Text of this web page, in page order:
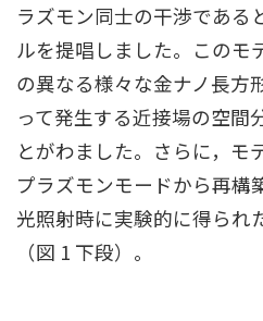
ラズモン同士の干渉である
ルを提唱しました。このモ
の異なる様々な金ナノ長方
って発生する近接場の空間
とがわました。さらに，モ
プラズモンモードから再構
光照射時に実験的に得られ
（図 1 下段）。